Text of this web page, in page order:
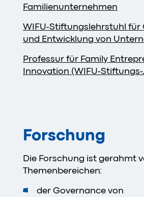
Familienunternehmen
WIFU-Stiftungslehrstuhl für
und Entwicklung von
Professur für Family
Innovation (WIFU-
Forschung
Die Forschung ist gerahmt
Themenbereichen:
der Governance von